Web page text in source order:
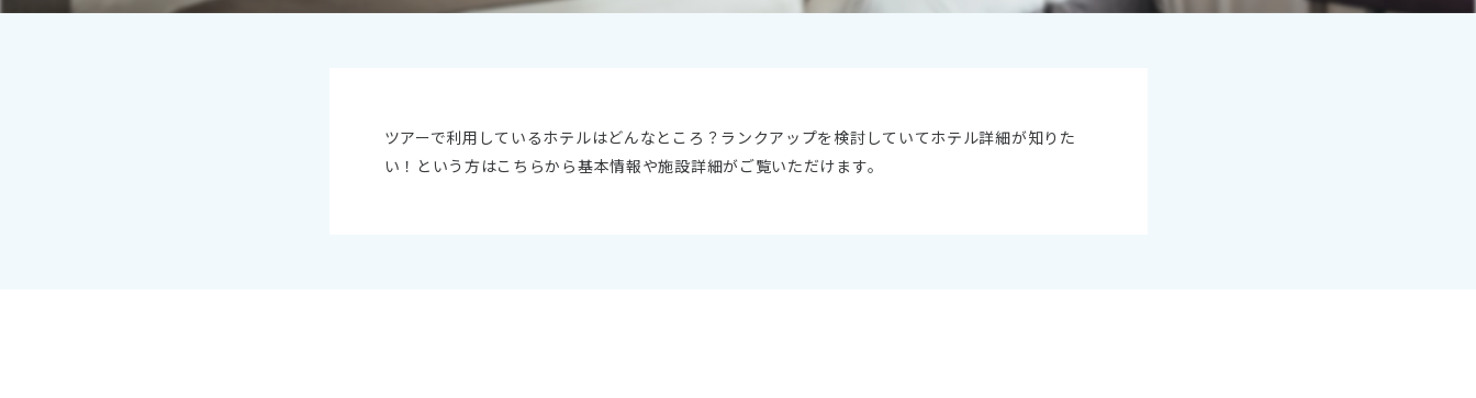
モルディブ・他インド洋
スロヴェニア
モンテネグロ ブルガリア
ルーマニア
ツアーで利用しているホテルはどんなところ？ランクアップを検討していてホテル詳細が知りた
い！という方はこちらから基本情報や施設詳細がご覧いただけます。